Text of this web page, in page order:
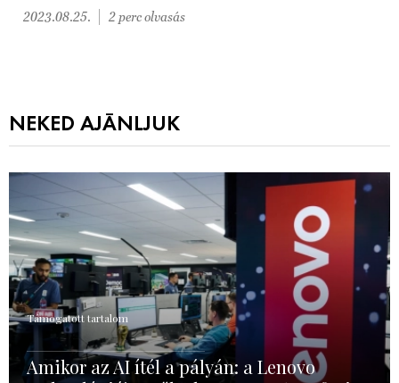
2023.08.25. 2 perc olvasás
NEKED AJÁNLJUK
Támogatott tartalom
Amikor az AI ítél a pályán: a Lenovo